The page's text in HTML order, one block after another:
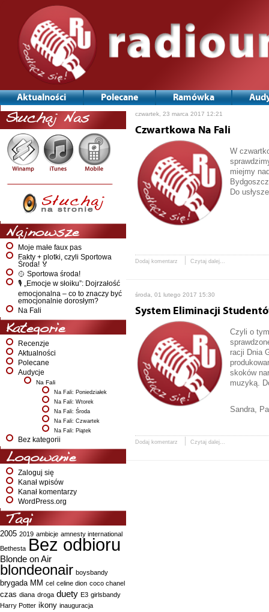
Aktualności Polecane Ramówka
Słuchaj Nas
Najnowsze
Moje małe faux pas
Fakty + plotki, czyli Sportowa
Środa! 🏅
🥎 Sportowa środa!
🎙️ „Emocje w słoiku”: Dojrzałość
emocjonalna – co to znaczy być
emocjonalnie dorosłym?
Na Fali
Kategorie
Recenzje
Aktualności
Polecane
Audycje
Na Fali
Na Fali: Poniedziałek
Na Fali: Wtorek
Na Fali: Środa
Na Fali: Czwartek
Na Fali: Piątek
Bez kategorii
Logowanie
Zaloguj się
Kanał wpisów
Kanał komentarzy
WordPress.org
Tagi
2005 2019 ambicje amnesty international
Bethesta Bez odbioru
Blonde on Air
blondeonair boysbandy
brygada MM cel celine dion coco chanel
czas diana droga duety E3 girlsbandy
Harry Potter ikony inauguracja
czwartek, 23 marca 2017 12:21
Czwartkowa Na Fali
W
miejmy
Do
Dodaj komentarz Czytaj dalej...
środa, 01 lutego 2017 15:30
System Eliminacji
Czyli o
racji Dnia
skoków
muzyką.
Sandra,
Dodaj komentarz Czytaj dalej...